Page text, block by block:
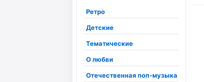
Ретро
Детские
Тематические
О любви
Отечественная поп-музыка